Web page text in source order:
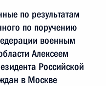
по результатам
по поручению
военным
Алексеем
Российской
в Москве